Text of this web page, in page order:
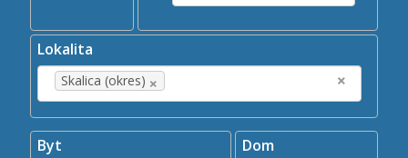
Hľadaj
Lokalita
×
×
Skalica (okres)
Byt Dom